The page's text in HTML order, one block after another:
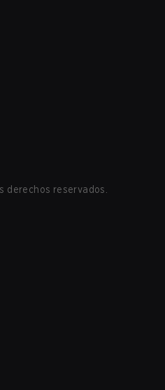
derechos reservados.